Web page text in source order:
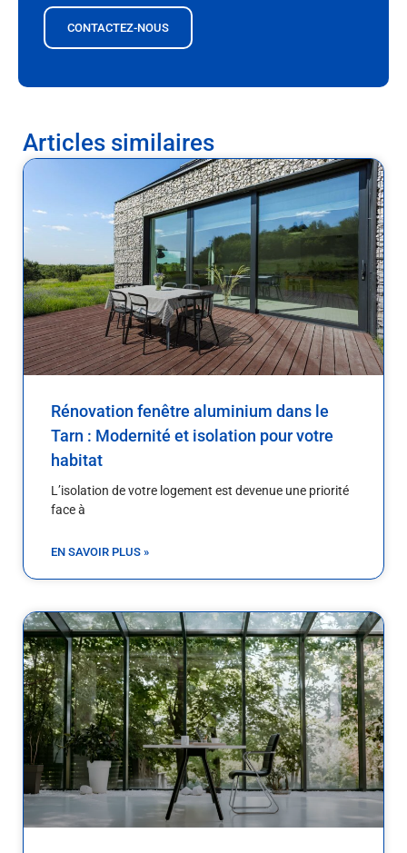
CONTACTEZ-NOUS
Articles similaires
Rénovation fenêtre aluminium dans le
Tarn : Modernité et isolation pour votre
habitat
L’isolation de votre logement est devenue une priorité
face à
EN SAVOIR PLUS »